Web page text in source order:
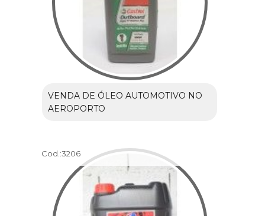
VENDA DE ÓLEO AUTOMOTIVO NO
AEROPORTO
Cod.:3206